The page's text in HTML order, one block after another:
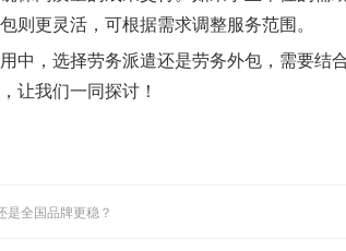
则更灵活，可根据需求调整服务范围。
中，选择劳务派遣还是劳务外包，需要结
，让我们一同探讨！
是全国品牌更稳？